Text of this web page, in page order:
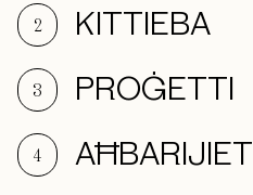
2 KITTIEBA
3 PROĠETTI
4 AĦBARIJIET